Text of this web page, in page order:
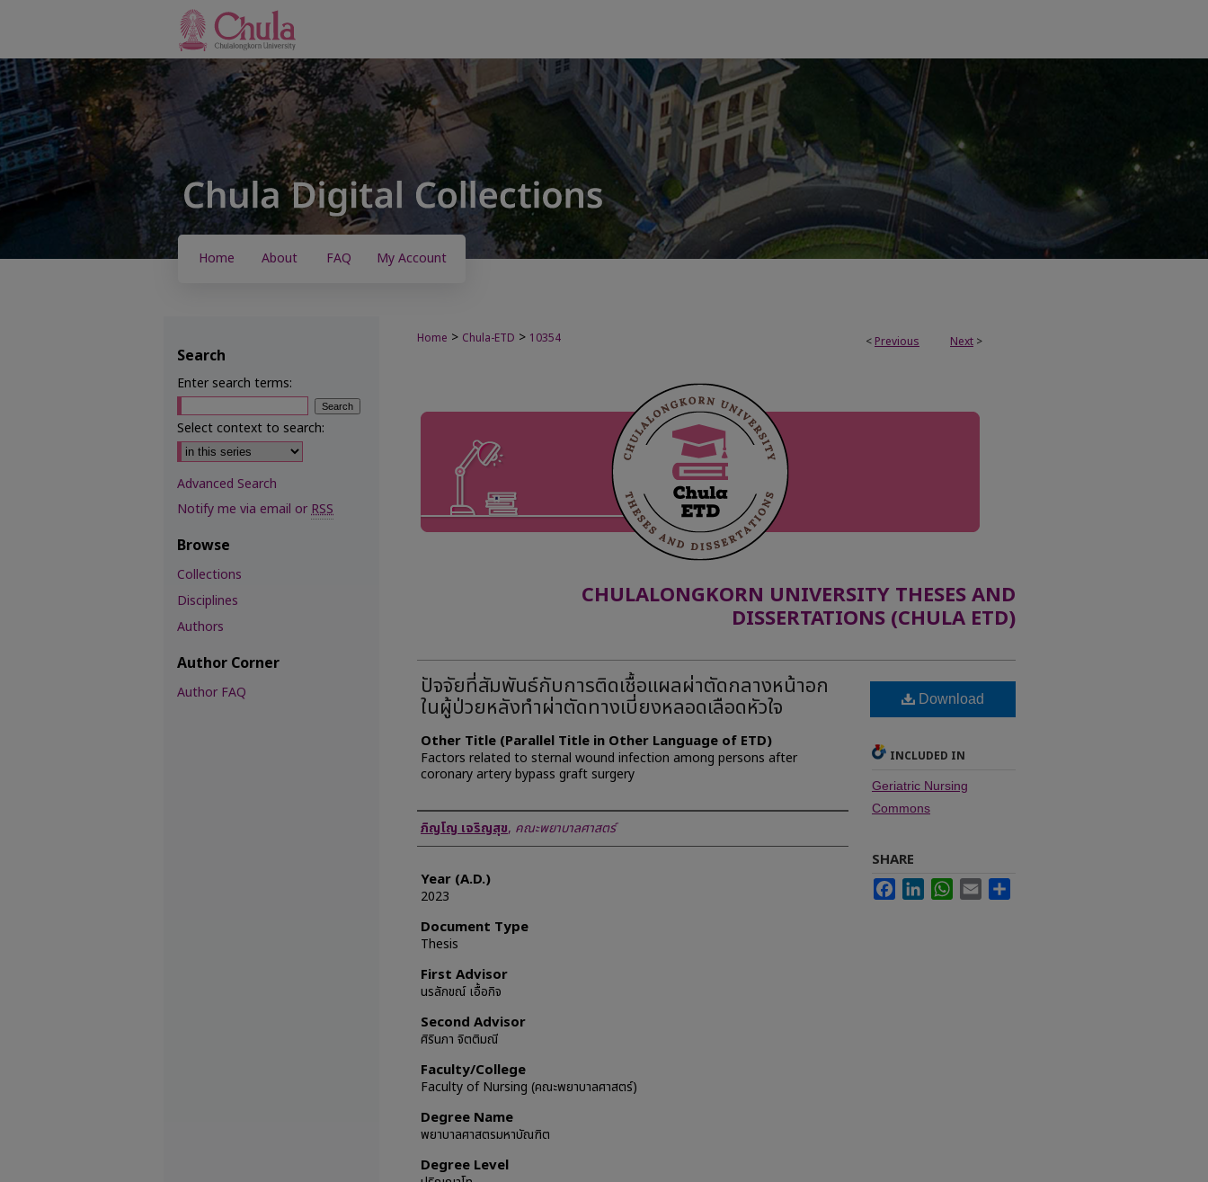
Home About FAQ My Account
< Previous Next >
Home > Chula-ETD > 10354
CHULALONGKORN UNIVERSITY THESES AND
DISSERTATIONS (CHULA ETD)
ปัจจัยที่สัมพันธ์กับการติดเชื้อแผลผ่าตัดกลางหน้าอก
ในผู้ป่วยหลังทำผ่าตัดทางเบี่ยงหลอดเลือดหัวใจ
Other Title (Parallel Title in Other Language of ETD)
Factors related to sternal wound infection among persons after
coronary artery bypass graft surgery
Author
ภิญโญ เจริญสุข, คณะพยาบาลศาสตร์
Year (A.D.)
2023
Document Type
Thesis
First Advisor
นรลักขณ์ เอื้อกิจ
Second Advisor
ศิรินภา จิตติมณี
Faculty/College
Faculty of Nursing (คณะพยาบาลศาสตร์)
Degree Name
พยาบาลศาสตรมหาบัณฑิต
Degree Level
Download
INCLUDED IN
Geriatric Nursing
Commons
SHARE
FacebookLinkedInWhatsApp
Email
Search
Enter search terms:
Select context to search:
Advanced Search
Notify me via email orRSS
Browse
Collections
Disciplines
Authors
Author Corner
Author FAQ